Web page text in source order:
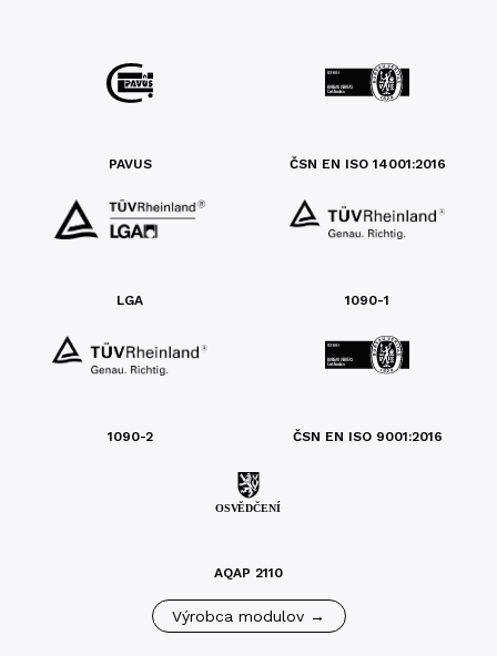
PAVUS ČSN EN ISO 14001:2016
LGA 1090-1
1090-2 ČSN EN ISO 9001:2016
AQAP 2110
Výrobca modulov →